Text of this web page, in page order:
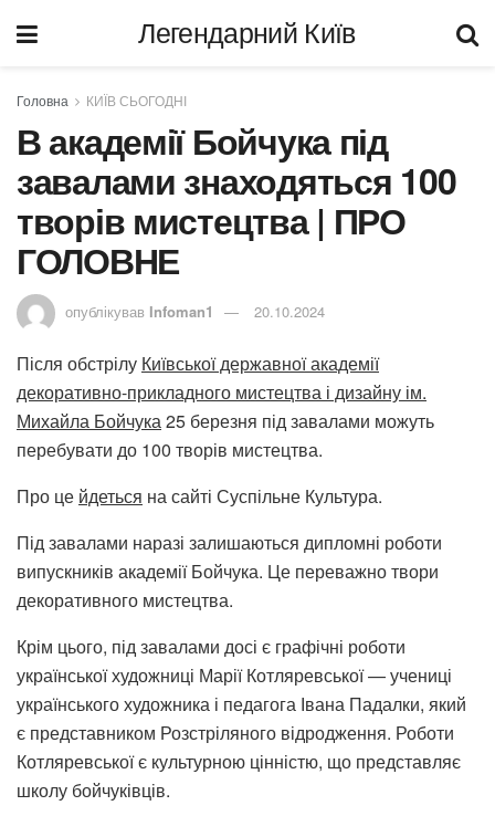
Легендарний Київ
Головна КИЇВ СЬОГОДНІ
В академії Бойчука під
завалами знаходяться 100
творів мистецтва | ПРО
ГОЛОВНЕ
опублікував Infoman1 20.10.2024
Після обстрілу Київської державної академії
декоративно-прикладного мистецтва і дизайну ім.
Михайла Бойчука25 березня під завалами можуть
перебувати до 100 творів мистецтва.
Про це йдеться на сайті Суспільне Культура.
Під завалами наразі залишаються дипломні роботи
випускників академії Бойчука. Це переважно твори
декоративного мистецтва.
Крім цього, під завалами досі є графічні роботи
української художниці Марії Котляревської — учениці
українського художника і педагога Івана Падалки, який
є представником Розстріляного відродження. Роботи
Котляревської є культурною цінністю, що представляє
школу бойчуківців.